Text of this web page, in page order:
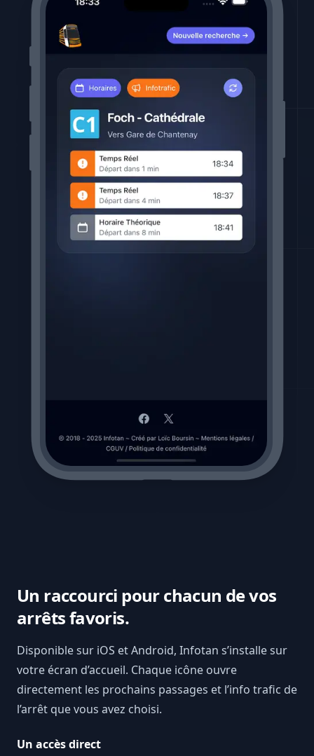
Un raccourci pour chacun de vos
arrêts favoris.
Disponible sur iOS et Android, Infotan s’installe sur
votre écran d’accueil. Chaque icône ouvre
directement les prochains passages et l’info trafic de
l’arrêt que vous avez choisi.
Un accès direct